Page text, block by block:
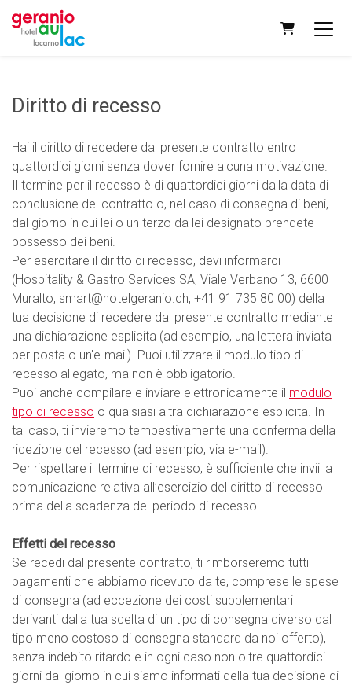
CARRELLO
Diritto di recesso
Hai il diritto di recedere dal presente contratto entro
quattordici giorni senza dover fornire alcuna motivazione.
Il termine per il recesso è di quattordici giorni dalla data di
conclusione del contratto o, nel caso di consegna di beni,
dal giorno in cui lei o un terzo da lei designato prendete
possesso dei beni.
Per esercitare il diritto di recesso, devi informarci
(Hospitality & Gastro Services SA, Viale Verbano 13, 6600
Muralto, smart@hotelgeranio.ch, +41 91 735 80 00) della
tua decisione di recedere dal presente contratto mediante
una dichiarazione esplicita (ad esempio, una lettera inviata
per posta o un'e-mail). Puoi utilizzare il modulo tipo di
recesso allegato, ma non è obbligatorio.
Puoi anche compilare e inviare elettronicamente il modulo
tipo di recesso o qualsiasi altra dichiarazione esplicita. In
tal caso, ti invieremo tempestivamente una conferma della
ricezione del recesso (ad esempio, via e-mail).
Per rispettare il termine di recesso, è sufficiente che invii la
comunicazione relativa all’esercizio del diritto di recesso
prima della scadenza del periodo di recesso.
Effetti del recesso
Se recedi dal presente contratto, ti rimborseremo tutti i
pagamenti che abbiamo ricevuto da te, comprese le spese
di consegna (ad eccezione dei costi supplementari
derivanti dalla tua scelta di un tipo di consegna diverso dal
tipo meno costoso di consegna standard da noi offerto),
senza indebito ritardo e in ogni caso non oltre quattordici
giorni dal giorno in cui siamo informati della tua decisione di